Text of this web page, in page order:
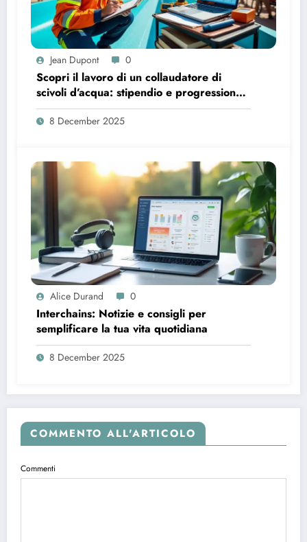
Jean Dupont 0
Scopri il lavoro di un collaudatore di
scivoli d’acqua: stipendio e progressione
di carriera
8 December 2025
Alice Durand 0
Interchains: Notizie e consigli per
semplificare la tua vita quotidiana
8 December 2025
COMMENTO ALL'ARTICOLO
Commenti